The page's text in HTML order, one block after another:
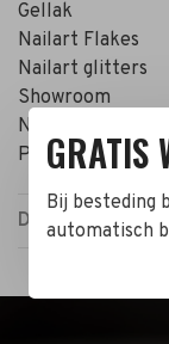
Gellak
Nailart Flakes
Nailart glitters
Showroom
Nagels producten
Prijzen zijn incl.
Details
GRATIS
Bij besteding
automatisch